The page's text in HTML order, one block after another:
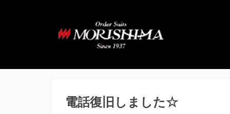
電話復旧しました☆